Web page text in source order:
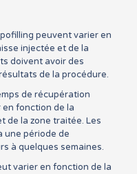
peuvent varier en
injectée et de la
doivent avoir des
de la procédure.
de récupération
fonction de la
de la zone traitée. Les
une période de
à quelques semaines.
varier en fonction de la